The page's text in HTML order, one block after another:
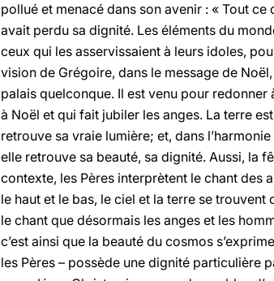
pollué et menacé dans son avenir : « Tout
avait perdu sa dignité. Les éléments du
ceux qui les asservissaient à leurs idoles,
vision de Grégoire, dans le message de
palais quelconque. Il est venu pour redonner
à Noël et qui fait jubiler les anges. La terre
retrouve sa vraie lumière; et, dans
elle retrouve sa beauté, sa dignité. Aussi, la
contexte, les Pères interprètent le chant des
le haut et le bas, le ciel et la terre se trouvent
le chant que désormais les anges et les
c’est ainsi que la beauté du cosmos
les Pères – possède une dignité particulière